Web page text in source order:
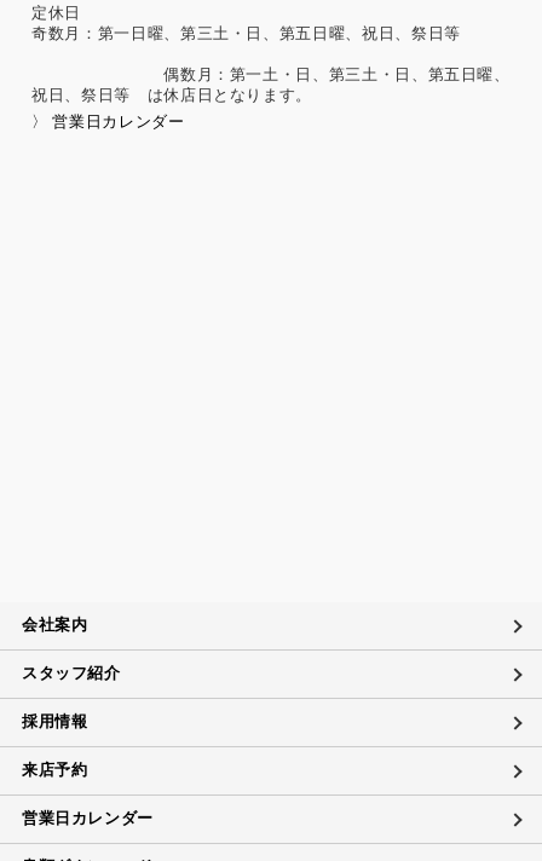
定休日
奇数月：第一日曜、第三土・日、第五日曜、祝日、祭日等
偶数月：第一土・日、第三土・日、第五日曜、
祝日、祭日等 は休店日となります。
〉 営業日カレンダー
会社案内
スタッフ紹介
採用情報
来店予約
営業日カレンダー